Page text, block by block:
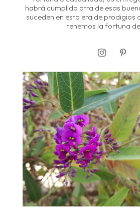
habrá cumplido otra de esas
suceden en esta era de prodigios
tenemos la fortuna